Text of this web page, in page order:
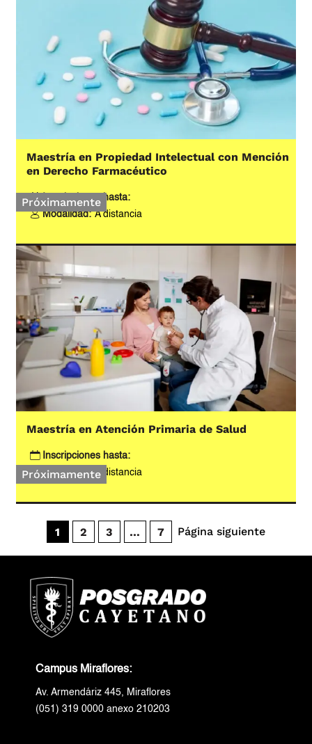
Próximamente
Maestría en Propiedad Intelectual con Mención
en Derecho Farmacéutico
Inscripciones hasta:
Modalidad: A distancia
Próximamente
Maestría en Atención Primaria de Salud
Inscripciones hasta:
Modalidad: A distancia
1 2 3 … 7 Página siguiente
Campus Miraflores:
Av. Armendáriz 445, Miraflores
(051) 319 0000 anexo 210203